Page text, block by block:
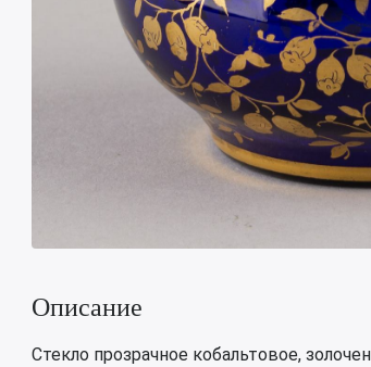
Описание
Стекло прозрачное кобальтовое,